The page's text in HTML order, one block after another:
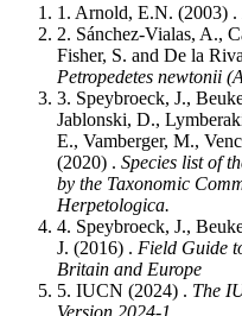
1. Arnold, E.N. (2003) .
2. Sánchez-Vialas, A.,
Fisher, S. and De la
Petropedetes newtonii
3. Speybroeck, J.,
Jablonski, D.,
E., Vamberger, M.,
(2020) . Species list of
by the Taxonomic
Herpetologica.
4. Speybroeck, J.,
J. (2016) . Field Guide
Britain and Europe
5. IUCN (2024) . The
Version 2024-1